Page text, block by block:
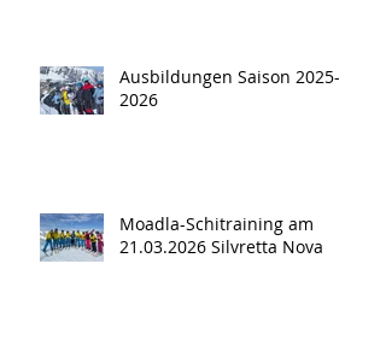
Ausbildungen Saison 2025-
2026
Moadla-Schitraining am
21.03.2026 Silvretta Nova